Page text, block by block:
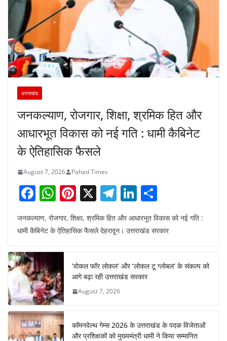
उत्तराखंड
जनकल्याण, रोजगार, शिक्षा, श्रमिक हित और
आधारभूत विकास को नई गति : धामी कैबिनेट
के ऐतिहासिक फैसले
August 7, 2026 Pahad Times
F
c
b
o
o
k
W
at
s
A
p
p
Pi
er
st
X T
el
e
a
m
Li
k
dI
n
h
ar
जनकल्याण, रोजगार, शिक्षा, श्रमिक हित और आधारभूत विकास को नई गति :
धामी कैबिनेट के ऐतिहासिक फैसले देहरादून। उत्तराखंड सरकार
‘वोकल फॉर लोकल’ और ‘लोकल टू ग्लोबल’ के संकल्प को
आगे बढ़ा रही उत्तराखंड सरकार
August 7, 2026
कॉमनवेल्थ गेम्स 2026 के उत्तराखंड के पदक विजेताओं
और प्रशिक्षकों को मुख्यमंत्री धामी ने किया सम्मानित